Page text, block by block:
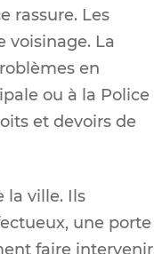
rassure. Les
voisinage. La
en
ou à la Police
et devoirs de
la ville. Ils
une porte
faire intervenir